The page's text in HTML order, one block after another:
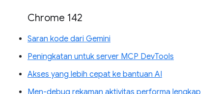
Chrome 142
Saran kode dari Gemini
Peningkatan untuk server MCP DevTools
Akses yang lebih cepat ke bantuan AI